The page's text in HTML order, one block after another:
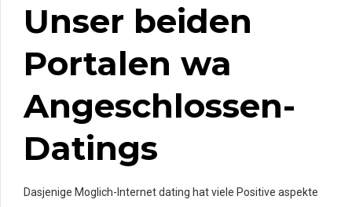
Unser beiden
Portalen wa
Angeschlossen-
Datings
Dasjenige Moglich-Internet dating hat viele Positive aspekte